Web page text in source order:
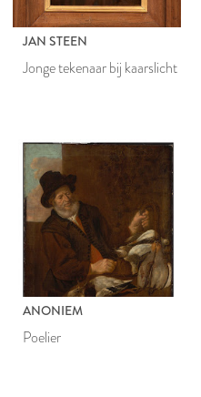
JAN STEEN
Jonge tekenaar bij kaarslicht
ANONIEM
Poelier